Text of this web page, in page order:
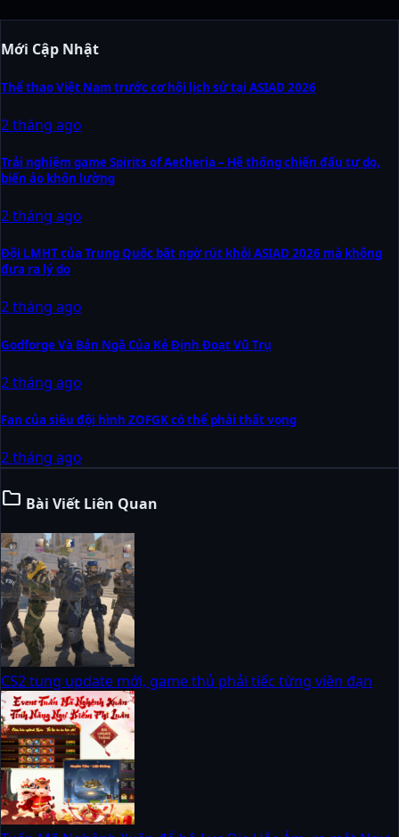
Mới Cập Nhật
Thể thao Việt Nam trước cơ hội lịch sử tại ASIAD 2026
2 tháng ago
Trải nghiệm game Spirits of Aetheria – Hệ thống chiến đấu tự do,
biến ảo khôn lường
2 tháng ago
Đội LMHT của Trung Quốc bất ngờ rút khỏi ASIAD 2026 mà không
đưa ra lý do
2 tháng ago
Godforge Và Bản Ngã Của Kẻ Định Đoạt Vũ Trụ
2 tháng ago
Fan của siêu đội hình ZOFGK có thể phải thất vọng
2 tháng ago
folder Bài Viết Liên Quan
CS2 tung update mới, game thủ phải tiếc từng viên đạn